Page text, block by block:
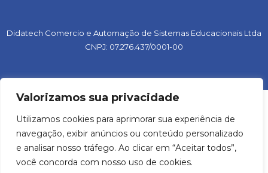
Valorizamos sua privacidade
Utilizamos cookies para aprimorar sua experiência de
navegação, exibir anúncios ou conteúdo personalizado
e analisar nosso tráfego. Ao clicar em “Aceitar todos”,
você concorda com nosso uso de cookies.
Didatech Comercio e Automação de Sistemas Educacionais Ltda
CNPJ: 07.276.437/0001-00